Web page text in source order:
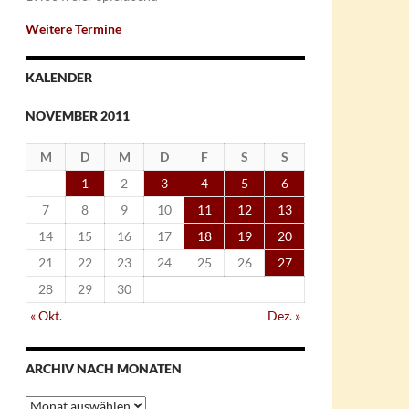
Weitere Termine
KALENDER
NOVEMBER 2011
M D M D F S
S
1
2 3 4 5
6
7
8 9 10 11 12
13
14
15 16 17 18 19
20
21
22 23 24 25 26
27
28
29
30
« Okt.
Dez. »
ARCHIV NACH MONATEN
Archiv